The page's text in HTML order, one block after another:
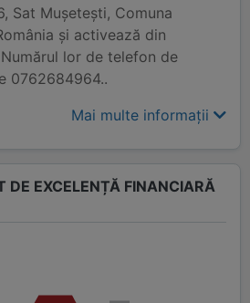
Sat Muşeteşti, Comuna
și activează din
Numărul lor de telefon de
0762684964..
Mai multe informații
DE EXCELENȚĂ FINANCIARĂ